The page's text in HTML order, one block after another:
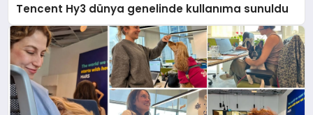
Tencent Hy3 dünya genelinde kullanıma sunuldu